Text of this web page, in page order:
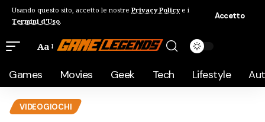
Usando questo sito, accetto le nostre Privacy Policye i
Termini d'Uso.
Accetto
Aa
Games Movies Geek Tech Lifestyle
VIDEOGIOCHI